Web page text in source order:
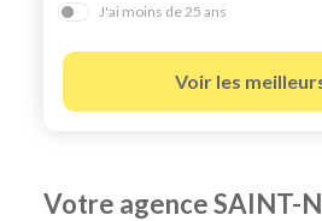
J'ai moins de 25 ans
Voir les
Votre agence SAINT-